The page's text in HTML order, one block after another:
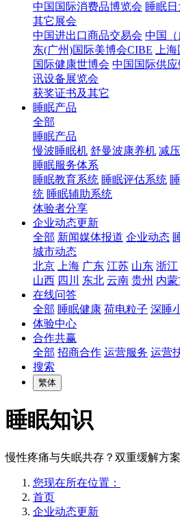
中国国际消费品博览会 睡眠日
其它展会
中国进出口商品交易会 中国
东(广州)国际美博会CIBE
上
国际健康世博会 中国国际供
讯设备展览会
获奖证书及其它
睡眠产品
全部
睡眠产品
慢波睡眠机 舒曼波康养机 减
睡眠服务体系
睡眠教育系统 睡眠评估系统
统 睡眠辅助系统
体验者分享
企业动态更新
全部 新闻媒体报道 企业动态
城市动态
北京
上海 广东 江苏 山东 浙江
山西 四川 东北 云南 贵州 内
在线问答
全部 睡眠健康 荷电粒子 深睡
体验中心
合作共赢
全部 招商合作 运营服务 运营
搜索
繁体
睡眠知识
慢性疼痛与失眠共存？双重缓解方
您现在所在位置：
首页
企业动态更新